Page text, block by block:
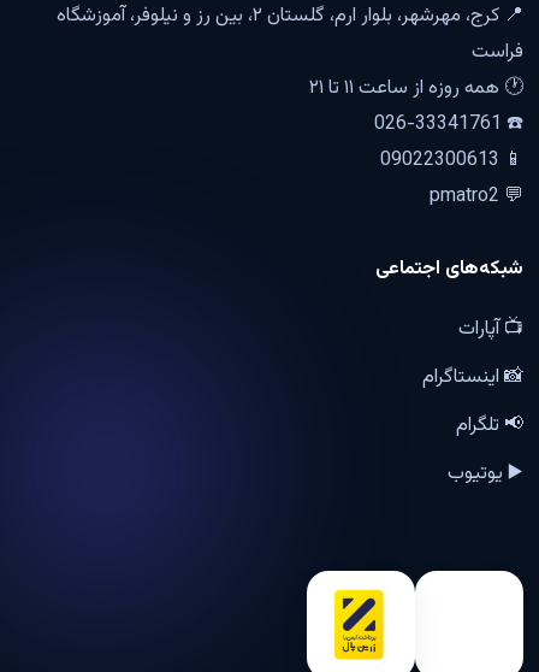
📍 کرج، مهرشهر، بلوار ارم، گلستان ۲، بین رز و نیلوفر، آموزشگاه
فراست
🕐 همه روزه از ساعت ۱۱ تا ۲۱
☎️ 026-33341761
📱 09022300613
💬 pmatro2
شبکه‌های اجتماعی
📺 آپارات
📸 اینستاگرام
📢 تلگرام
▶️ یوتیوب